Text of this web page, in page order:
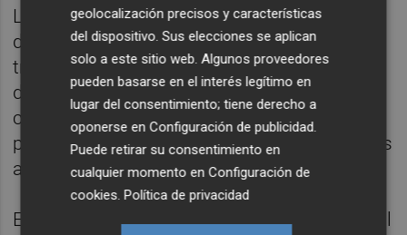
La pareja lideraba el grupo y el resto
desempeñaba diferentes funciones y
trabajos, además de realizar largas jornadas
de trabajo dentro y fuera de la comunidad a
cuyo sustento destinaban sus sueldos. El
patrimonio de la pareja fue creciendo gracias
a sus seguidores.
En la comunidad vivían menores que veían al
geolocalización precisos y características
del dispositivo. Sus elecciones se aplican
solo a este sitio web. Algunos proveedores
pueden basarse en el interés legítimo en
lugar del consentimiento; tiene derecho a
oponerse enConfiguración de publicidad.
Puede retirar su consentimiento en
cualquier momento enConfiguración de
cookies.Política de privacidad